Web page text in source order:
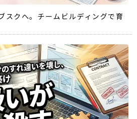
スクへ。チームビルディングで育